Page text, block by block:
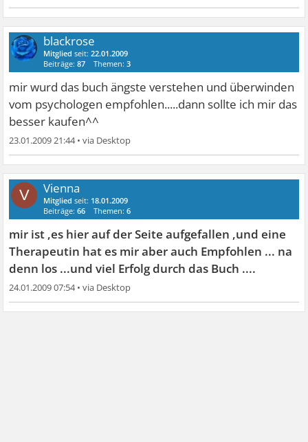
blackrose
Mitglied seit:22.01.2009
Beiträge:87 Themen:3
mir wurd das buch ängste verstehen und überwinden
vom psychologen empfohlen.....dann sollte ich mir das
besser kaufen^^
23.01.2009 21:44•
V Vienna
Mitglied seit: 18.01.2009
Beiträge:66 Themen:6
mir ist ,es hier auf der Seite aufgefallen ,und eine
Therapeutin hat es mir aber auch Empfohlen ... na
denn los ...und viel Erfolg durch das Buch ....
24.01.2009 07:54•